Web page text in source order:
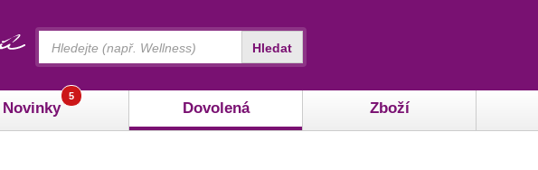
Novinky
5
Dovolená Zboží
Hledat